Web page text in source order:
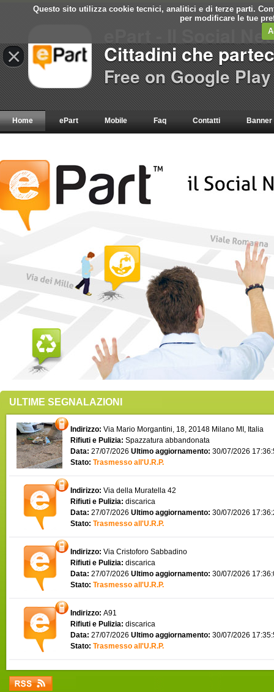
Questo sito utilizza cookie tecnici, analitici e di terze parti.
per modificare le tue
Home ePart Mobile Faq Contatti Banner
ULTIME SEGNALAZIONI
Indirizzo: Via Mario Morgantini, 18, 20148 Milano MI, Italia
Rifiuti e Pulizia: Spazzatura abbandonata
Data: 27/07/2026 Ultimo aggiornamento: 30/07/2026
Stato: Trasmesso all'U.R.P.
Indirizzo: Via della Muratella 42
Rifiuti e Pulizia: discarica
Data: 27/07/2026 Ultimo aggiornamento: 30/07/2026
Stato: Trasmesso all'U.R.P.
Indirizzo: Via Cristoforo Sabbadino
Rifiuti e Pulizia: discarica
Data: 27/07/2026 Ultimo aggiornamento: 30/07/2026
Stato: Trasmesso all'U.R.P.
Indirizzo: A91
Rifiuti e Pulizia: discarica
Data: 27/07/2026 Ultimo aggiornamento: 30/07/2026
Stato: Trasmesso all'U.R.P.
×
ePart - Il Social
Cittadini che
Free on Google Play